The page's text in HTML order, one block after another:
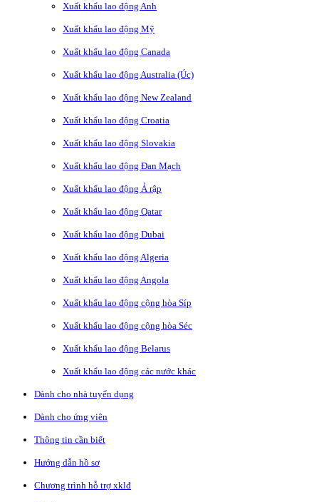
Xuất khẩu lao động Anh
Xuất khẩu lao động Mỹ
Xuất khẩu lao động Canada
Xuất khẩu lao động Australia (Úc)
Xuất khẩu lao động New Zealand
Xuất khẩu lao động Croatia
Xuất khẩu lao động Slovakia
Xuất khẩu lao động Đan Mạch
Xuất khẩu lao động Ả rập
Xuất khẩu lao động Qatar
Xuất khẩu lao động Dubai
Xuất khẩu lao động Algeria
Xuất khẩu lao động Angola
Xuất khẩu lao động cộng hòa Síp
Xuất khẩu lao động cộng hòa Séc
Xuất khẩu lao động Belarus
Xuất khẩu lao động các nước khác
Dành cho nhà tuyển dụng
Dành cho ứng viên
Thông tin cần biết
Hướng dẫn hồ sơ
Chương trình hỗ trợ xklđ